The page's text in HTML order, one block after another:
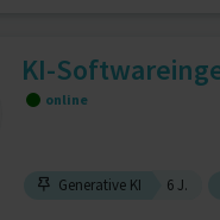
KI-
online
Generative KI 6 J.